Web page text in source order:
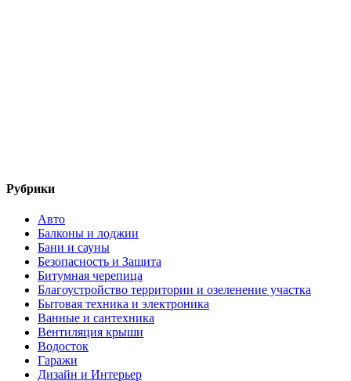
Рубрики
Авто
Балконы и лоджии
Бани и сауны
Безопасность и Защита
Битумная черепица
Благоустройство территории и озеленение участка
Бытовая техника и электроника
Ванные и сантехника
Вентиляция крыши
Водосток
Гаражи
Дизайн и Интерьер